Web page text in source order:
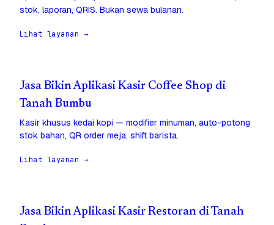
stok, laporan, QRIS. Bukan sewa bulanan.
Lihat layanan →
Jasa Bikin Aplikasi Kasir Coffee Shop di
Tanah Bumbu
Kasir khusus kedai kopi — modifier minuman, auto-potong
stok bahan, QR order meja, shift barista.
Lihat layanan →
Jasa Bikin Aplikasi Kasir Restoran di Tanah